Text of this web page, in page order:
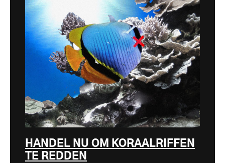
HANDEL NU OM KORAALRIFFEN
TE REDDEN